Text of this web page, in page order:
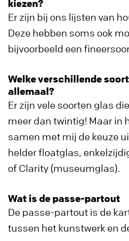
kiezen?
Er zijn bij ons lijsten van
Deze hebben soms ook
bijvoorbeeld een
Welke verschillende
allemaal?
Er zijn vele soorten glas
meer dan twintig! Maar in
samen met mij de keuze
helder floatglas,
of Clarity (museumglas).
Wat is de passe-partout
De passe-partout is de
tussen het kunstwerk en